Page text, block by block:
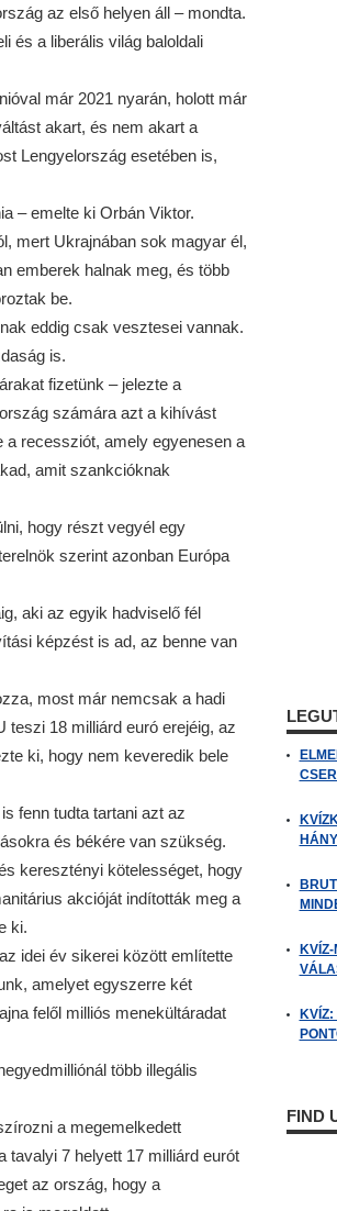
az első helyen áll – mondta.
és a liberális világ baloldali
már 2021 nyarán, holott már
akart, és nem akart a
Lengyelország esetében is,
– emelte ki Orbán Viktor.
mert Ukrajnában sok magyar él,
emberek halnak meg, és több
be.
eddig csak vesztesei vannak.
is.
fizetünk – jelezte a
számára azt a kihívást
a recessziót, amely egyenesen a
amit szankcióknak
hogy részt vegyél egy
szerint azonban Európa
aki az egyik hadviselő fél
képzést is ad, az benne van
most már nemcsak a hadi
teszi 18 milliárd euró erejéig, az
ki, hogy nem keveredik bele
fenn tudta tartani azt az
és békére van szükség.
keresztényi kötelességet, hogy
akcióját indították meg a
ki.
idei év sikerei között említette
amelyet egyszerre két
felől milliós menekültáradat
több illegális
a megemelkedett
tavalyi 7 helyett 17 milliárd eurót
az ország, hogy a
FIND